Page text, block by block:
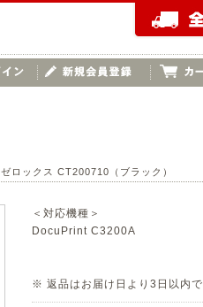
ゼロックス CT200710（ブラック）
＜対応機種＞
DocuPrint C3200A
※ 返品はお届け日より3日以内で